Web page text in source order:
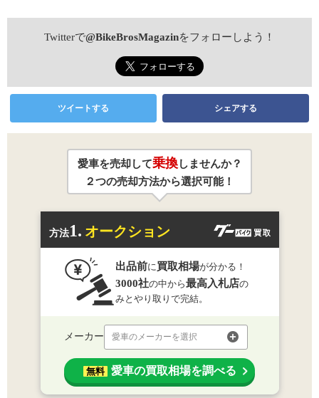
Twitterで@BikeBrosMagazinをフォローしよう！
ツイートする シェアする
愛車を売却して乗換しませんか？
２つの売却方法から選択可能！
方法1. オークション
出品前に 買取相場が分かる！
3000社の中から最高入札店の
みとやり取りで完結。
メーカー 愛車のメーカーを選択
無料 愛車の買取相場を調べる